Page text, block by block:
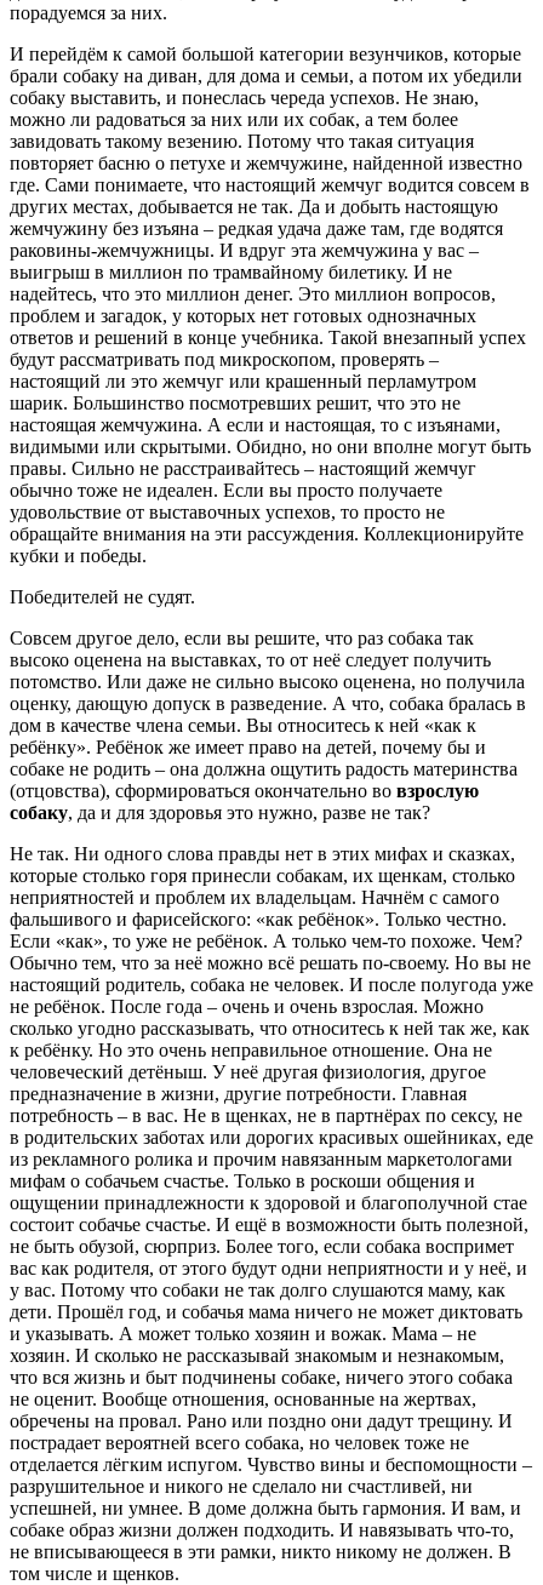
порадуемся за них.
И перейдём к самой большой категории везунчиков, которые
брали собаку на диван, для дома и семьи, а потом их убедили
собаку выставить, и понеслась череда успехов. Не знаю,
можно ли радоваться за них или их собак, а тем более
завидовать такому везению. Потому что такая ситуация
повторяет басню о петухе и жемчужине, найденной известно
где. Сами понимаете, что настоящий жемчуг водится совсем в
других местах, добывается не так. Да и добыть настоящую
жемчужину без изъяна – редкая удача даже там, где водятся
раковины-жемчужницы. И вдруг эта жемчужина у вас –
выигрыш в миллион по трамвайному билетику. И не
надейтесь, что это миллион денег. Это миллион вопросов,
проблем и загадок, у которых нет готовых однозначных
ответов и решений в конце учебника. Такой внезапный успех
будут рассматривать под микроскопом, проверять –
настоящий ли это жемчуг или крашенный перламутром
шарик. Большинство посмотревших решит, что это не
настоящая жемчужина. А если и настоящая, то с изъянами,
видимыми или скрытыми. Обидно, но они вполне могут быть
правы. Сильно не расстраивайтесь – настоящий жемчуг
обычно тоже не идеален. Если вы просто получаете
удовольствие от выставочных успехов, то просто не
обращайте внимания на эти рассуждения. Коллекционируйте
кубки и победы.
Победителей не судят.
Совсем другое дело, если вы решите, что раз собака так
высоко оценена на выставках, то от неё следует получить
потомство. Или даже не сильно высоко оценена, но получила
оценку, дающую допуск в разведение. А что, собака бралась в
дом в качестве члена семьи. Вы относитесь к ней «как к
ребёнку». Ребёнок же имеет право на детей, почему бы и
собаке не родить – она должна ощутить радость материнства
(отцовства), сформироваться окончательно во взрослую
собаку, да и для здоровья это нужно, разве не так?
Не так. Ни одного слова правды нет в этих мифах и сказках,
которые столько горя принесли собакам, их щенкам, столько
неприятностей и проблем их владельцам. Начнём с самого
фальшивого и фарисейского: «как ребёнок». Только честно.
Если «как», то уже не ребёнок. А только чем-то похоже. Чем?
Обычно тем, что за неё можно всё решать по-своему. Но вы не
настоящий родитель, собака не человек. И после полугода уже
не ребёнок. После года – очень и очень взрослая. Можно
сколько угодно рассказывать, что относитесь к ней так же, как
к ребёнку. Но это очень неправильное отношение. Она не
человеческий детёныш. У неё другая физиология, другое
предназначение в жизни, другие потребности. Главная
потребность – в вас. Не в щенках, не в партнёрах по сексу, не
в родительских заботах или дорогих красивых ошейниках, еде
из рекламного ролика и прочим навязанным маркетологами
мифам о собачьем счастье. Только в роскоши общения и
ощущении принадлежности к здоровой и благополучной стае
состоит собачье счастье. И ещё в возможности быть полезной,
не быть обузой, сюрприз. Более того, если собака воспримет
вас как родителя, от этого будут одни неприятности и у неё, и
у вас. Потому что собаки не так долго слушаются маму, как
дети. Прошёл год, и собачья мама ничего не может диктовать
и указывать. А может только хозяин и вожак. Мама – не
хозяин. И сколько не рассказывай знакомым и незнакомым,
что вся жизнь и быт подчинены собаке, ничего этого собака
не оценит. Вообще отношения, основанные на жертвах,
обречены на провал. Рано или поздно они дадут трещину. И
пострадает вероятней всего собака, но человек тоже не
отделается лёгким испугом. Чувство вины и беспомощности –
разрушительное и никого не сделало ни счастливей, ни
успешней, ни умнее. В доме должна быть гармония. И вам, и
собаке образ жизни должен подходить. И навязывать что-то,
не вписывающееся в эти рамки, никто никому не должен. В
том числе и щенков.